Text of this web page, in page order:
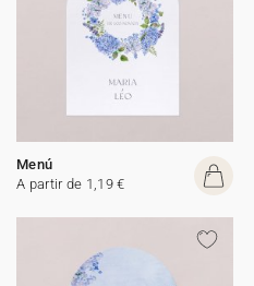
Menú
A partir de 1,19 €